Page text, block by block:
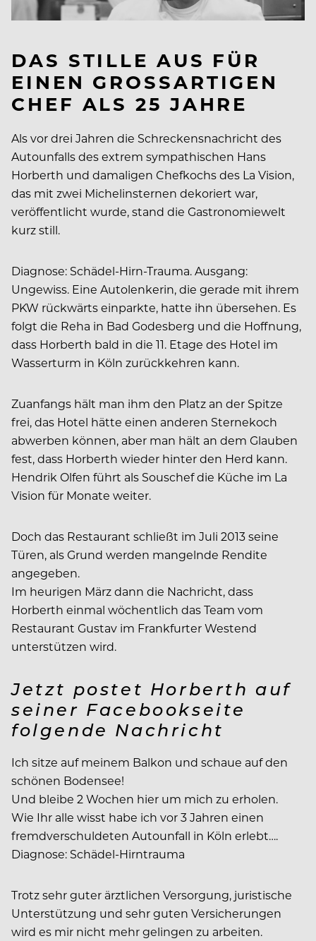
DAS STILLE AUS FÜR
EINEN GROSSARTIGEN C
HEF ALS 25 JAHRE
Als vor drei Jahren die Schreckensnachricht des
Autounfalls des extrem sympathischen Hans
Horberth und damaligen Chefkochs des La Vision,
das mit zwei Michelinsternen dekoriert war,
veröffentlicht wurde, stand die Gastronomiewelt
kurz still.
Diagnose: Schädel-Hirn-Trauma. Ausgang:
Ungewiss. Eine Autolenkerin, die gerade mit ihrem
PKW rückwärts einparkte, hatte ihn übersehen. Es
folgt die Reha in Bad Godesberg und die Hoffnung,
dass Horberth bald in die 11. Etage des Hotel im
Wasserturm in Köln zurückkehren kann.
Zuanfangs hält man ihm den Platz an der Spitze
frei, das Hotel hätte einen anderen Sternekoch
abwerben können, aber man hält an dem Glauben
fest, dass Horberth wieder hinter den Herd kann.
Hendrik Olfen führt als Souschef die Küche im La
Vision für Monate weiter.
Doch das Restaurant schließt im Juli 2013 seine
Türen, als Grund werden mangelnde Rendite
angegeben.
Im heurigen März dann die Nachricht, dass
Horberth einmal wöchentlich das Team vom
Restaurant Gustav im Frankfurter Westend
unterstützen wird.
Jetzt postet Horberth auf
seiner Facebookseite
folgende Nachricht
Ich sitze auf meinem Balkon und schaue auf den
schönen Bodensee!
Und bleibe 2 Wochen hier um mich zu erholen.
Wie Ihr alle wisst habe ich vor 3 Jahren einen
fremdverschuldeten Autounfall in Köln erlebt….
Diagnose: Schädel-Hirntrauma
Trotz sehr guter ärztlichen Versorgung, juristische
Unterstützung und sehr guten Versicherungen
wird es mir nicht mehr gelingen zu arbeiten.